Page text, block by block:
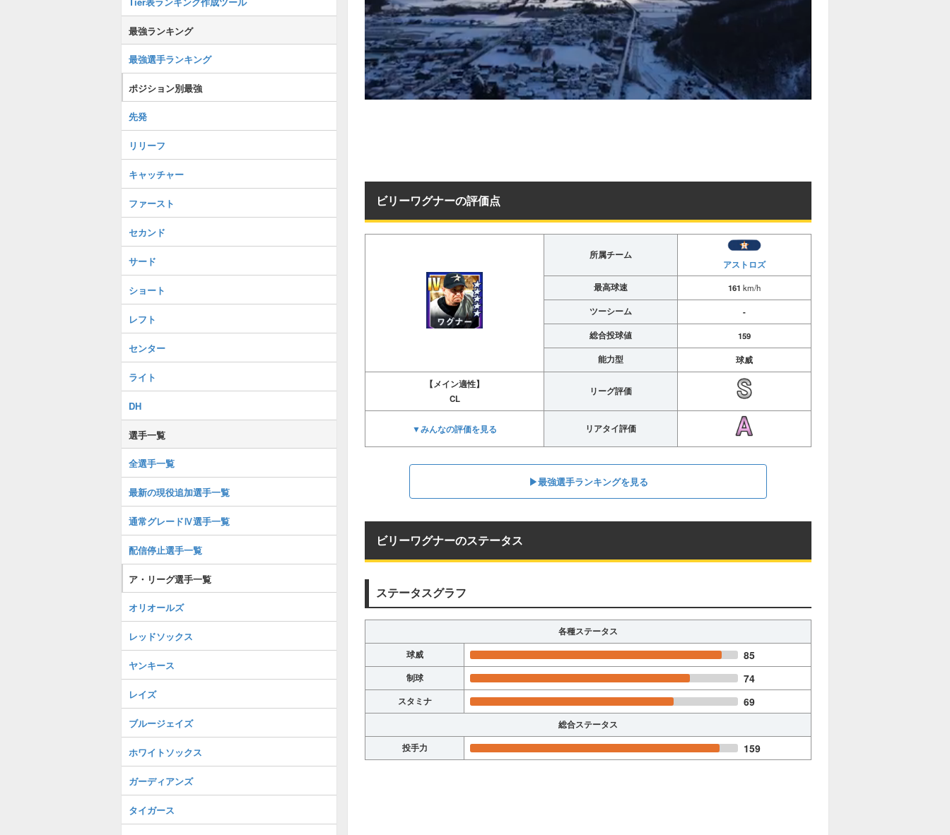
ビリーワグナーの評価点
所属チーム
アストロズ
最高球速 161 km/h
ツーシーム
-
総合投球値
159
能力型
球威
【メイン適性】
CL
リーグ評価
▼みんなの評価を見る リアタイ評価
▶︎最強選手ランキングを見る
ビリーワグナーのステータス
ステータスグラフ
各種ステータス
球威
85
制球 74
スタミナ 69
総合ステータス
投手力
159
最強ランキング
最強選手ランキング
ポジション別最強
先発
リリーフ
キャッチャー
ファースト
セカンド
サード
ショート
レフト
センター
ライト
DH
選手一覧
全選手一覧
最新の現役追加選手一覧
通常グレードⅣ選手一覧
配信停止選手一覧
ア・リーグ選手一覧
オリオールズ
レッドソックス
ヤンキース
レイズ
ブルージェイズ
ホワイトソックス
ガーディアンズ
タイガース